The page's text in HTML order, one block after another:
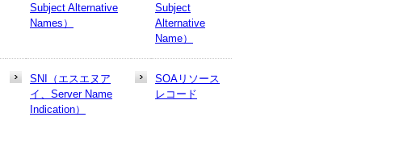
Subject Alternative
Names）
Subject
Alternative
Name）
SNI（エスエヌア
イ、Server Name
Indication）
SOAリソース
レコード